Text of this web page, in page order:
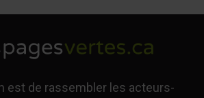
est de rassembler les acteurs-